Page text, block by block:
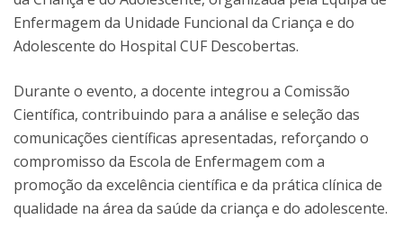
Enfermagem da Unidade Funcional da Criança e do
Adolescente do Hospital CUF Descobertas.
Durante o evento, a docente integrou a Comissão
Científica, contribuindo para a análise e seleção das
comunicações científicas apresentadas, reforçando o
compromisso da Escola de Enfermagem com a
promoção da excelência científica e da prática clínica de
qualidade na área da saúde da criança e do adolescente.